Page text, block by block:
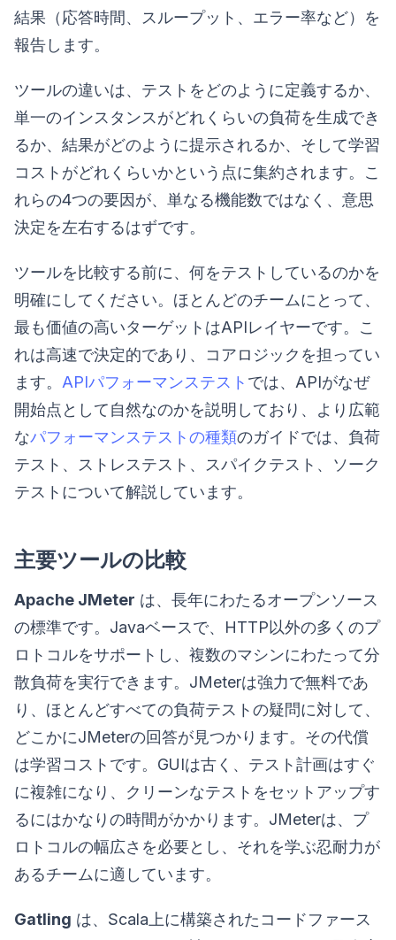
結果（応答時間、スループット、エラー率など）を
報告します。
ツールの違いは、テストをどのように定義するか、
単一のインスタンスがどれくらいの負荷を生成でき
るか、結果がどのように提示されるか、そして学習
コストがどれくらいかという点に集約されます。こ
れらの4つの要因が、単なる機能数ではなく、意思
決定を左右するはずです。
ツールを比較する前に、何をテストしているのかを
明確にしてください。ほとんどのチームにとって、
最も価値の高いターゲットはAPIレイヤーです。こ
れは高速で決定的であり、コアロジックを担ってい
ます。 APIパフォーマンステスト では、APIがなぜ
開始点として自然なのかを説明しており、より広範
なパフォーマンステストの種類のガイドでは、負荷
テスト、ストレステスト、スパイクテスト、ソーク
テストについて解説しています。
主要ツールの比較
Apache JMeter は、長年にわたるオープンソース
の標準です。Javaベースで、HTTP以外の多くのプ
ロトコルをサポートし、複数のマシンにわたって分
散負荷を実行できます。JMeterは強力で無料であ
り、ほとんどすべての負荷テストの疑問に対して、
どこかにJMeterの回答が見つかります。その代償
は学習コストです。GUIは古く、テスト計画はすぐ
に複雑になり、クリーンなテストをセットアップす
るにはかなりの時間がかかります。JMeterは、プ
ロトコルの幅広さを必要とし、それを学ぶ忍耐力が
あるチームに適しています。
Gatling は、Scala上に構築されたコードファース